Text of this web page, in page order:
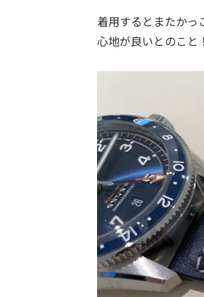
着用するとまたかっ
心地が良いとのこと！